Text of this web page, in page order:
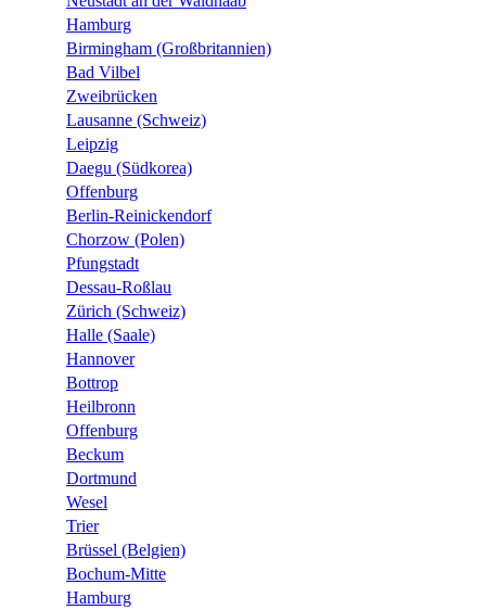
Hamburg
Birmingham (Großbritannien)
Bad Vilbel
Zweibrücken
Lausanne (Schweiz)
Leipzig
Daegu (Südkorea)
Offenburg
Berlin-Reinickendorf
Chorzow (Polen)
Pfungstadt
Dessau-Roßlau
Zürich (Schweiz)
Halle (Saale)
Hannover
Bottrop
Heilbronn
Offenburg
Beckum
Dortmund
Wesel
Trier
Brüssel (Belgien)
Bochum-Mitte
Hamburg